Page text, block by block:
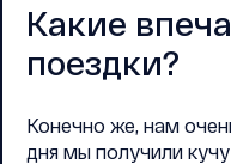
Какие
поездки?
Конечно же, нам
дня мы получили